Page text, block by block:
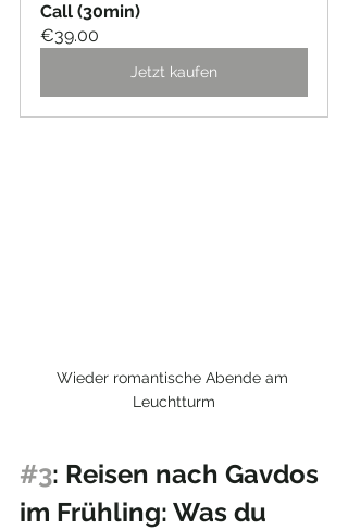
Call (30min)
€39.00
Jetzt kaufen
Wieder romantische Abende am
Leuchtturm
#3: Reisen nach Gavdos
im Frühling: Was du